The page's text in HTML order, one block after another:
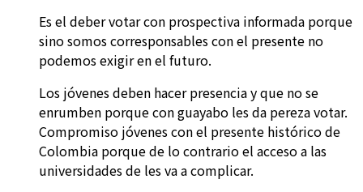
Es el deber votar con prospectiva informada porque
sino somos corresponsables con el presente no
podemos exigir en el futuro.
Los jóvenes deben hacer presencia y que no se
enrumben porque con guayabo les da pereza votar.
Compromiso jóvenes con el presente histórico de
Colombia porque de lo contrario el acceso a las
universidades de les va a complicar.